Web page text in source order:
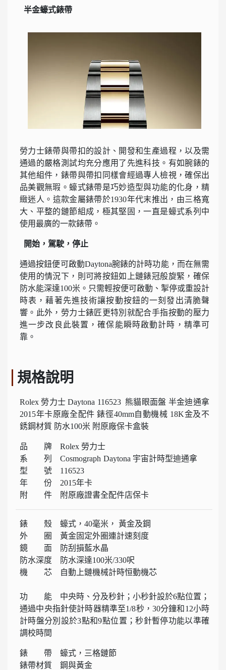
半金蠔式錶帶
勞力士錶帶與帶扣的設計、開發和生產過程，以及需
通過的嚴格測試均充分應用了先進科技。有如腕錶的
其他組件，錶帶與帶扣同樣會經過專人檢視，確保出
品美觀無瑕。蠔式錶帶是巧妙造型與功能的化身，精
緻迷人。這款金屬錶帶於1930年代末推出，由三格寬
大、平整的鏈節組成，極其堅固，一直是蠔式系列中
使用最廣的一款錶帶。
開始，駕駛，停止
通過按鈕便可啟動Daytona腕錶的計時功能，而在無需
使用的情況下，則可將按鈕如上鏈錶冠般旋緊，確保
防水能深達100米。只需輕按便可啟動、掣停或重設計
時表，藉著先進技術讓按動按鈕的一刻發出清脆聲
響。此外，勞力士錶匠更特別就配合手指按動的壓力
進一步改良此裝置，確保能瞬時啟動計時，精準可
靠。
規格說明
Rolex 勞力士 Daytona 116523 熊貓眼面盤 半金迪通拿
2015年卡原廠全配件 錶徑40mm自動機械 18K金及不
銹鋼材質 防水100米 附原廠保卡盒裝
品 牌 Rolex 勞力士
系 列 Cosmograph Daytona 宇宙計時型迪通拿
型 號 116523
年 份 2015年卡
附 件 附原廠證書全配件店保卡
錶 殼 蠔式，40毫米， 黃金及鋼
外 圈 黃金固定外圈連計速刻度
鏡 面 防刮損藍水晶
防水深度 防水深達100米/330呎
機 芯 自動上鏈機械計時恒動機芯
功 能 中央時、分及秒針；小秒針設於6點位置；
通過中央指針使計時器精準至1/8秒，30分鐘和12小時
計時盤分別設於3點和9點位置；秒針暫停功能以準確
調校時間
錶 帶 蠔式，三格鏈節
錶帶材質 鋼與黃金